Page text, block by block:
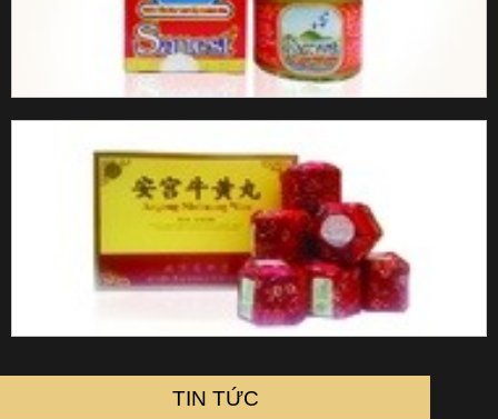
dùng đúng liều lượng và chú ý của nhà sản xuất để tránh những
phản ứng không đáng có.
- Người già nên sử dụng viên đông trùng hạ thảo Gold trong
trường hợp nào?
đông trùng hạ thảo Gold để bảo vệ sức khỏe, nâng cao sức đề
kháng và hạn chế bệnh tật lúc trái gió trở trời. Bởi vì cơ thể người
già hệ miễn dịch kém nên các loại bệnh rất dễ xâm nhập. Đặc biệt
người già kém ăn, mất ngủ, sức khỏe suy yếu, đau nhức xương
khớp…sử dụng viên đông trùng hạ thảo Gold có thể cải thiện tình
TIN TỨC